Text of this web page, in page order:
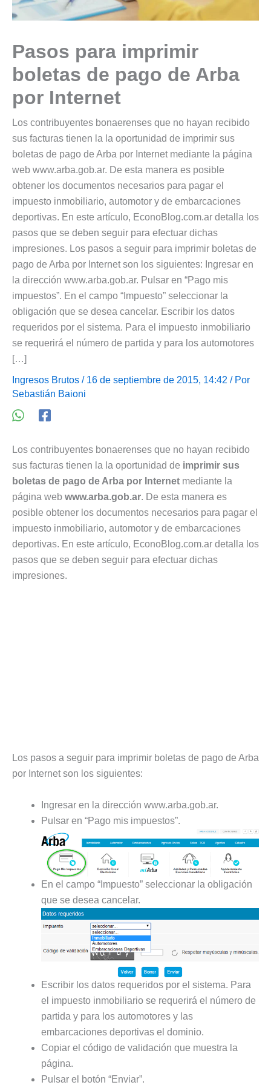
Pasos para imprimir
boletas de pago de Arba
por Internet
Los contribuyentes bonaerenses que no hayan recibido
sus facturas tienen la la oportunidad de imprimir sus
boletas de pago de Arba por Internet mediante la página
web www.arba.gob.ar. De esta manera es posible
obtener los documentos necesarios para pagar el
impuesto inmobiliario, automotor y de embarcaciones
deportivas. En este artículo, EconoBlog.com.ar detalla los
pasos que se deben seguir para efectuar dichas
impresiones. Los pasos a seguir para imprimir boletas de
pago de Arba por Internet son los siguientes: Ingresar en
la dirección www.arba.gob.ar. Pulsar en “Pago mis
impuestos”. En el campo “Impuesto” seleccionar la
obligación que se desea cancelar. Escribir los datos
requeridos por el sistema. Para el impuesto inmobiliario
se requerirá el número de partida y para los automotores
[…]
Ingresos Brutos / 16 de septiembre de 2015, 14:42 / Por
Sebastián Baioni
Los contribuyentes bonaerenses que no hayan recibido
sus facturas tienen la la oportunidad de imprimir sus
boletas de pago de Arba por Internet mediante la
página web www.arba.gob.ar. De esta manera es
posible obtener los documentos necesarios para pagar el
impuesto inmobiliario, automotor y de embarcaciones
deportivas. En este artículo, EconoBlog.com.ar detalla los
pasos que se deben seguir para efectuar dichas
impresiones.
Los pasos a seguir para imprimir boletas de pago de Arba
por Internet son los siguientes:
Ingresar en la dirección www.arba.gob.ar.
Pulsar en “Pago mis impuestos”.
En el campo “Impuesto” seleccionar la obligación
que se desea cancelar.
Escribir los datos requeridos por el sistema. Para
el impuesto inmobiliario se requerirá el número de
partida y para los automotores y las
embarcaciones deportivas el dominio.
Copiar el código de validación que muestra la
página.
Pulsar el botón “Enviar”.